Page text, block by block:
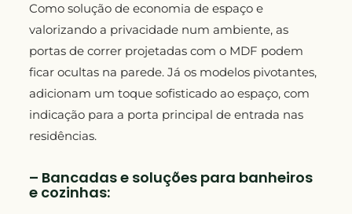
Como solução de economia de espaço e
valorizando a privacidade num ambiente, as
portas de correr projetadas com o MDF podem
ficar ocultas na parede. Já os modelos pivotantes,
adicionam um toque sofisticado ao espaço, com
indicação para a porta principal de entrada nas
residências.
– Bancadas e soluções para banheiros
e cozinhas: